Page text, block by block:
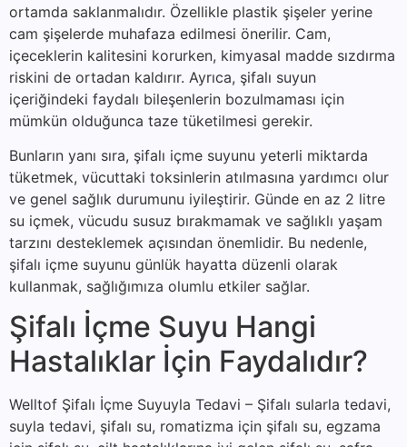
ortamda saklanmalıdır. Özellikle plastik şişeler yerine
cam şişelerde muhafaza edilmesi önerilir. Cam,
içeceklerin kalitesini korurken, kimyasal madde sızdırma
riskini de ortadan kaldırır. Ayrıca, şifalı suyun
içeriğindeki faydalı bileşenlerin bozulmaması için
mümkün olduğunca taze tüketilmesi gerekir.
Bunların yanı sıra, şifalı içme suyunu yeterli miktarda
tüketmek, vücuttaki toksinlerin atılmasına yardımcı olur
ve genel sağlık durumunu iyileştirir. Günde en az 2 litre
su içmek, vücudu susuz bırakmamak ve sağlıklı yaşam
tarzını desteklemek açısından önemlidir. Bu nedenle,
şifalı içme suyunu günlük hayatta düzenli olarak
kullanmak, sağlığımıza olumlu etkiler sağlar.
Şifalı İçme Suyu Hangi
Hastalıklar İçin Faydalıdır?
Welltof Şifalı İçme Suyuyla Tedavi – Şifalı sularla tedavi,
suyla tedavi, şifalı su, romatizma için şifalı su, egzama